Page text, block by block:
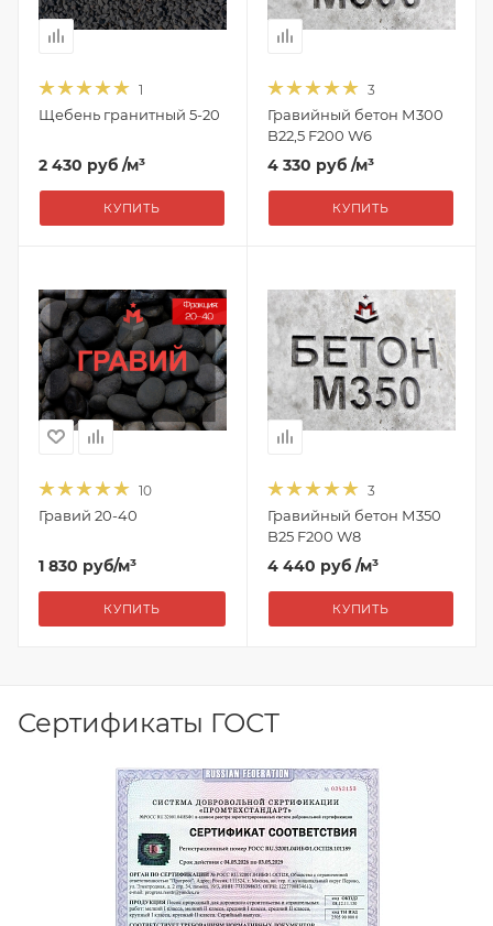
1
Щебень гранитный 5-20
2 430 руб /м³
КУПИТЬ
3
Гравийный бетон М300
B22,5 F200 W6
4 330 руб /м³
КУПИТЬ
10
Гравий 20-40
1 830 руб/м³
КУПИТЬ
3
Гравийный бетон М350
B25 F200 W8
4 440 руб /м³
КУПИТЬ
Сертификаты ГОСТ